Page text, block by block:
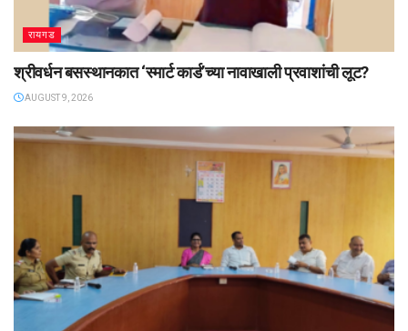
रायगड
श्रीवर्धन बसस्थानकात ‌‘स्मार्ट कार्ड’च्या नावाखाली प्रवाशांची लूट?
AUGUST 9, 2026